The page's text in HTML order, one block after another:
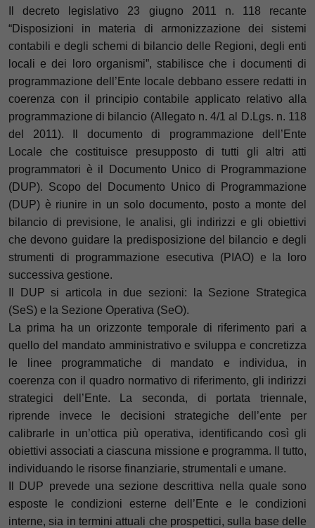
Il decreto legislativo 23 giugno 2011 n. 118 recante
“Disposizioni in materia di armonizzazione dei sistemi
contabili e degli schemi di bilancio delle Regioni, degli enti
locali e dei loro organismi”, stabilisce che i documenti di
programmazione dell’Ente locale debbano essere redatti in
coerenza con il principio contabile applicato relativo alla
programmazione di bilancio (Allegato n. 4/1 al D.Lgs. n. 118
del 2011). Il documento di programmazione dell’Ente
Locale che costituisce presupposto di tutti gli altri atti
programmatori è il Documento Unico di Programmazione
(DUP). Scopo del Documento Unico di Programmazione
(DUP) è riunire in un solo documento, posto a monte del
bilancio di previsione, le analisi, gli indirizzi e gli obiettivi
che devono guidare la predisposizione del bilancio e degli
strumenti di programmazione esecutiva (PIAO) e la loro
successiva gestione.
Il DUP si articola in due sezioni: la Sezione Strategica
(SeS) e la Sezione Operativa (SeO).
La prima ha un orizzonte temporale di riferimento pari a
quello del mandato amministrativo e sviluppa e concretizza
le linee programmatiche di mandato e individua, in
coerenza con il quadro normativo di riferimento, gli indirizzi
strategici dell’Ente. La seconda, di portata triennale,
riprende invece le decisioni strategiche dell’ente per
calibrarle in un’ottica più operativa, identificando così gli
obiettivi associati a ciascuna missione e programma. Il tutto,
individuando le risorse finanziarie, strumentali e umane.
Il DUP prevede una sezione descrittiva nella quale sono
esposte le condizioni esterne dell’Ente e le condizioni
interne, sia in termini attuali che prospettici, sulla base delle